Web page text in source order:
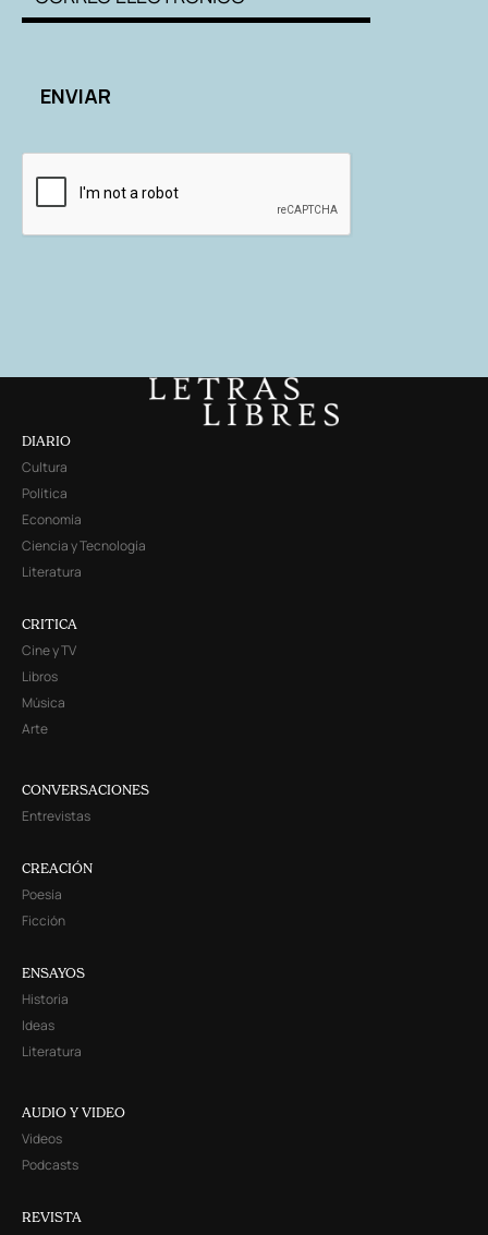
DIARIO
Cultura
Política
Economía
Ciencia y Tecnología
Literatura
CRITICA
Cine y TV
Libros
Música
Arte
CONVERSACIONES
Entrevistas
CREACIÓN
Poesía
Ficción
ENSAYOS
Historia
Ideas
Literatura
AUDIO Y VIDEO
Videos
Podcasts
REVISTA